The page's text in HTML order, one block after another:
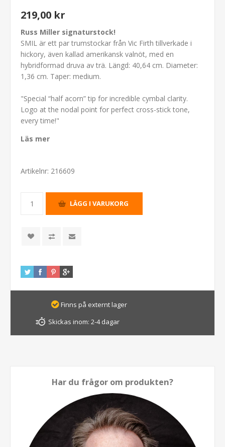
219,00 kr
Russ Miller signaturstock!
SMIL är ett par trumstockar från Vic Firth tillverkade i
hickory, även kallad amerikansk valnöt, med en
hybridformad druva av trä. Längd: 40,64 cm. Diameter:
1,36 cm. Taper: medium.
"Special “half acorn” tip for incredible cymbal clarity.
Logo at the nodal point for perfect cross-stick tone,
every time!"
Läs mer
Artikelnr: 216609
Finns på externt lager
Skickas inom: 2-4 dagar
Har du frågor om produkten?